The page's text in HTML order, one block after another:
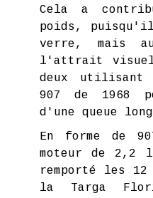
Cela a
poids,
verre, mais
l'attrait visuel
deux utilisant
907 de 1968
d'une queue
En forme de
moteur de 2,2
remporté les 12
la Targa